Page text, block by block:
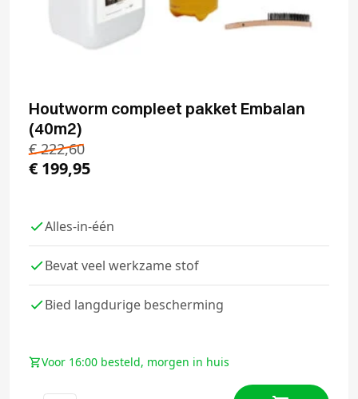
Houtworm compleet pakket Embalan
(40m2)
€222,60
€ 199,95
Alles-in-één
Bevat veel werkzame stof
Bied langdurige bescherming
Voor 16:00 besteld, morgen in huis